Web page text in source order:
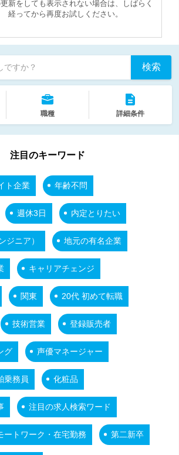
新をしても表示されない場合は、しばらく
経ってから再度お試しください。
ですか？ 検索
職種 詳細条件
注目のキーワード
ト企業 年齢不問
週休3日 内定とりたい
ジニア） 地元の有名企業
キャリアチェンジ
関東 20代 初めて転職
技術営業 登録販売者
グ 声優マネージャー
乗務員 化粧品
注目の求人検索ワード
ートワーク・在宅勤務 第二新卒